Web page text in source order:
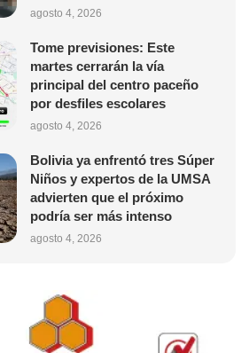
agosto 4, 2026
Tome previsiones: Este
martes cerrarán la vía
principal del centro paceño
por desfiles escolares
agosto 4, 2026
Bolivia ya enfrentó tres Súper
Niños y expertos de la UMSA
advierten que el próximo
podría ser más intenso
agosto 4, 2026